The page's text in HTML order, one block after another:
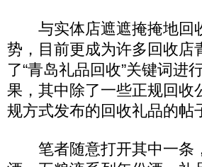
与实体店遮遮掩掩地回
势，目前更成为许多回收店
了“青岛礼品回收”关键词进
果，其中除了一些正规回收
规方式发布的回收礼品的帖
笔者随意打开其中一条